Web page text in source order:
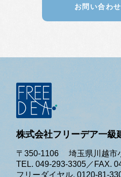
お問い合わ
株式会社フリーデア一級
〒350-1106 埼玉県川越市
TEL. 049-293-3305／FAX.
フリーダイヤル. 0120-81-